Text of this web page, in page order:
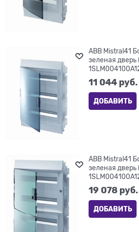
ABB Mistral41
зеленая дверь
11 044 руб.
ДОБАВИТЬ
ABB Mistral41
зеленая дверь
19 078 руб.
ДОБАВИТЬ